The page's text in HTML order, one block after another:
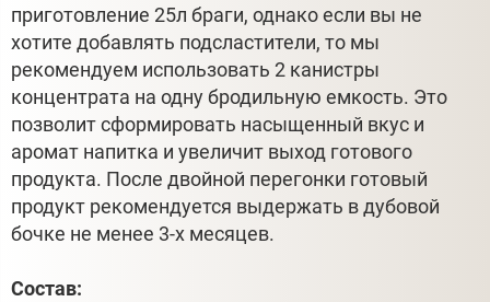
приготовление 25л браги, однако если вы не
хотите добавлять подсластители, то мы
рекомендуем использовать 2 канистры
концентрата на одну бродильную емкость. Это
позволит сформировать насыщенный вкус и
аромат напитка и увеличит выход готового
продукта. После двойной перегонки готовый
продукт рекомендуется выдержать в дубовой
бочке не менее 3-х месяцев.
Состав: